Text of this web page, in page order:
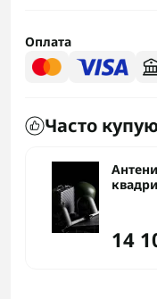
Оплата
Часто
14